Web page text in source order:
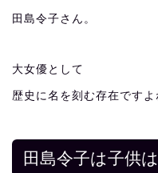
田島令子さん。
大女優として
歴史に名を刻む存在です
田島令子は子供